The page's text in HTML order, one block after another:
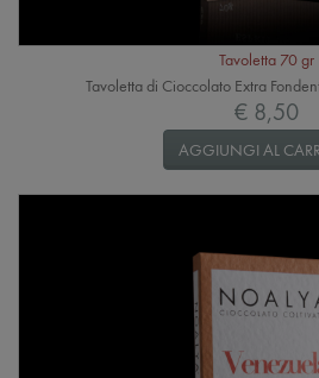
Tavoletta 70 gr
Tavoletta di Cioccolato Extra
€ 8,50
AGGIUNGI AL